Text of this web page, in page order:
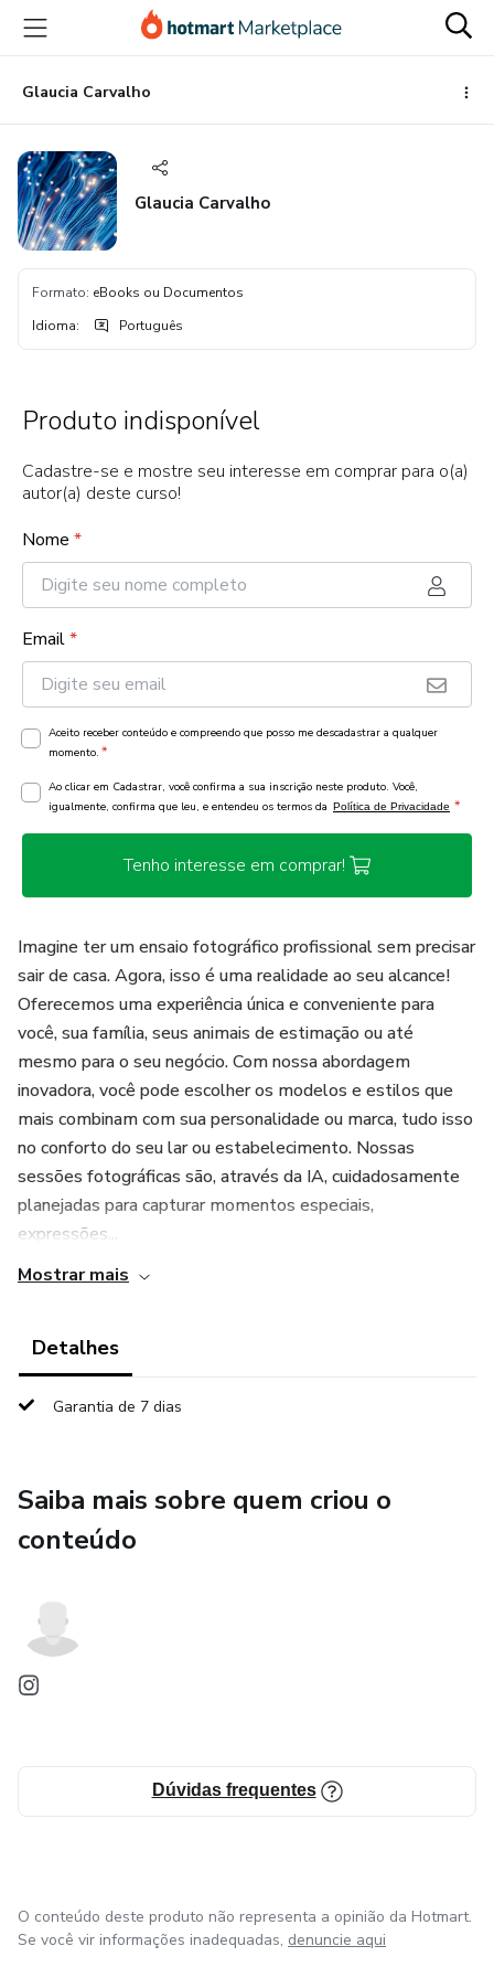
para
conteúdo
principal
para
pagamento
para
rodapé
Glaucia Carvalho
Glaucia Carvalho
Formato: eBooks ou Documentos
Idioma: Português
Produto indisponível
Cadastre-se e mostre seu interesse em comprar para o(a)
autor(a) deste curso!
Nome *
Email*
Aceito receber conteúdo e compreendo que posso me descadastrar a qualquer
momento. *
Ao clicar em Cadastrar, você confirma a sua inscrição neste produto. Você,
igualmente, confirma que leu, e entendeu os termos da Política de Privacidade *
Tenho interesse em comprar!
Imagine ter um ensaio fotográfico profissional sem precisar
sair de casa. Agora, isso é uma realidade ao seu alcance!
Oferecemos uma experiência única e conveniente para
você, sua família, seus animais de estimação ou até
mesmo para o seu negócio. Com nossa abordagem
inovadora, você pode escolher os modelos e estilos que
mais combinam com sua personalidade ou marca, tudo isso
no conforto do seu lar ou estabelecimento. Nossas
sessões fotográficas são, através da IA, cuidadosamente
planejadas para capturar momentos especiais,
expressões...
Mostrar mais
Detalhes
Garantia de 7 dias
Saiba mais sobre quem criou o
conteúdo
Dúvidas frequentes
O conteúdo deste produto não representa a opinião da Hotmart.
Se você vir informações inadequadas, denuncie aqui